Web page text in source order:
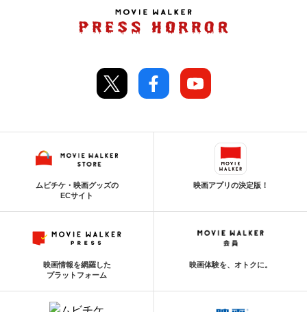
ムビチケ・映画グッズの
ECサイト
映画アプリの決定版！
映画情報を網羅した
プラットフォーム
映画体験を、オトクに。